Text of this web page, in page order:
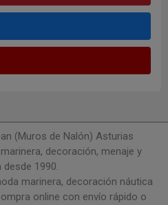
(Muros de Nalón) Asturias
decoración, menaje y
desde 1990.
marinera, decoración náutica
online con envío rápido o